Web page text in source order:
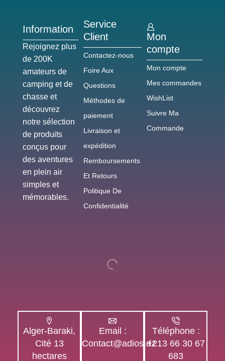
Information
Rejoignez plus
de 200K
amateurs de
camping et de
chasse et
découvrez
notre sélection
de produits
conçus pour
des aventures
en plein air
simples et
mémorables.
Service
Client
Contactez-nous
Foire Aux
Questions
Méthodes de
paiement
Livraison et
expédition
Remboursements
Et Retours
Politique De
Confidentialité
Mon
compte
Mon compte
Mes commandes
WishList
Suivre Ma
Commande
Alger-Baraki,
Cité 13
hectares
Email :
Contact@adios.dz
Téléphone :
+213 66 30 67
683